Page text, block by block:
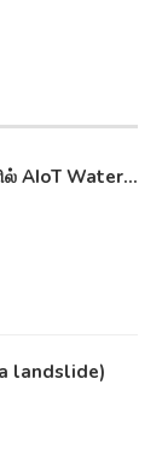
AIoT Water...
landslide)